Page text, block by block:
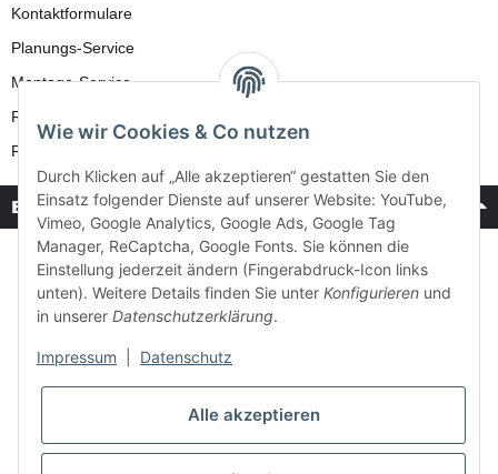
Kontaktformulare
Planungs-Service
Montage-Service
Reparatur-Service
Retouren-Service
Bezahlung & Versand
Wie wir Cookies & Co nutzen
Durch Klicken auf „Alle akzeptieren“ gestatten Sie den
Einsatz folgender Dienste auf unserer Website: YouTube,
Vimeo, Google Analytics, Google Ads, Google Tag
Manager, ReCaptcha, Google Fonts. Sie können die
Einstellung jederzeit ändern (Fingerabdruck-Icon links
unten). Weitere Details finden Sie unter Konfigurieren und
in unserer Datenschutzerklärung.
Impressum Datenschutz
Alle akzeptieren